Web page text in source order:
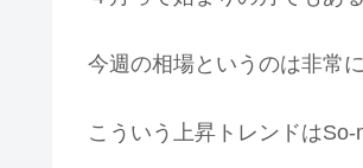
今週の相場というのは非常
こういう上昇トレンドはSo-